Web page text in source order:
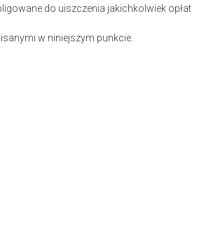
do uiszczenia jakichkolwiek opłat
w niniejszym punkcie.